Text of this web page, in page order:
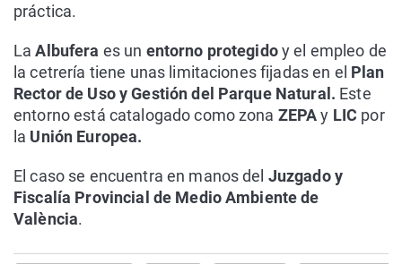
práctica.
LaAlbufera es un entorno protegidoy el empleo de
la cetrería tiene unas limitaciones fijadas en el Plan
Rector de Uso y Gestión del Parque Natural. Este
entorno está catalogado como zona ZEPAy LIC por
la Unión Europea.
El caso se encuentra en manos del Juzgado y
Fiscalía Provincial de Medio Ambiente de
València.